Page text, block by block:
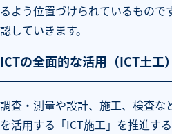
るよう位置づけられているもので
認していきます。
ICTの全面的な活用（ICT土工）
調査・測量や設計、施工、検査な
を活用する「ICT施工」を推進す